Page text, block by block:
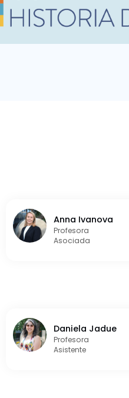
Anna Ivanova
Profesora
Asociada
Daniela Jadue
Profesora
Asistente